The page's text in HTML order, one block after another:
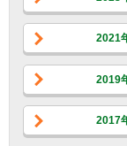
2021
2019
2017